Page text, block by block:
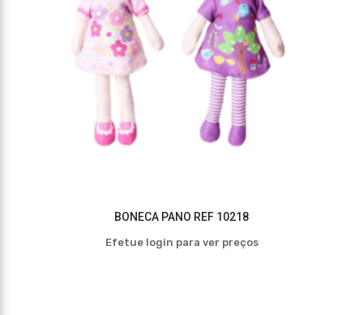
BONECA PANO REF 10218
Efetue login para ver preços